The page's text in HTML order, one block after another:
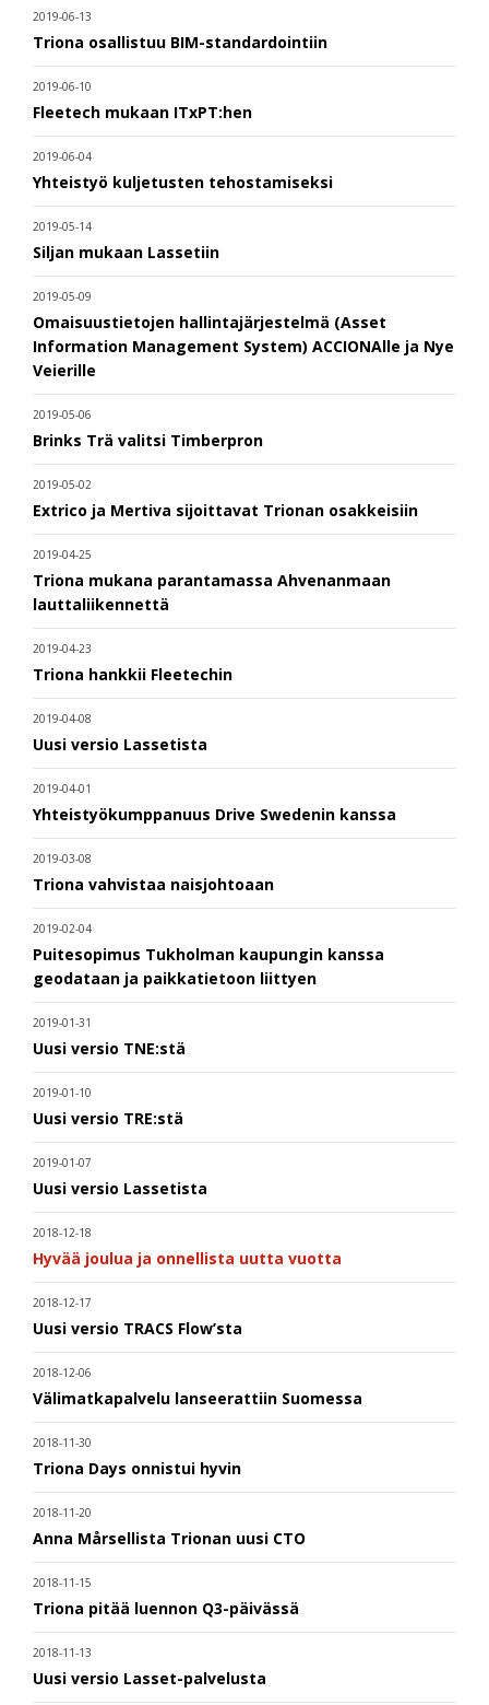
2019-06-13
Triona osallistuu BIM-standardointiin
2019-06-10
Fleetech mukaan ITxPT:hen
2019-06-04
Yhteistyö kuljetusten tehostamiseksi
2019-05-14
Siljan mukaan Lassetiin
2019-05-09
Omaisuustietojen hallintajärjestelmä (Asset
Information Management System) ACCIONAlle ja Nye
Veierille
2019-05-06
Brinks Trä valitsi Timberpron
2019-05-02
Extrico ja Mertiva sijoittavat Trionan osakkeisiin
2019-04-25
Triona mukana parantamassa Ahvenanmaan
lauttaliikennettä
2019-04-23
Triona hankkii Fleetechin
2019-04-08
Uusi versio Lassetista
2019-04-01
Yhteistyökumppanuus Drive Swedenin kanssa
2019-03-08
Triona vahvistaa naisjohtoaan
2019-02-04
Puitesopimus Tukholman kaupungin kanssa
geodataan ja paikkatietoon liittyen
2019-01-31
Uusi versio TNE:stä
2019-01-10
Uusi versio TRE:stä
2019-01-07
Uusi versio Lassetista
2018-12-18
Hyvää joulua ja onnellista uutta vuotta
2018-12-17
Uusi versio TRACS Flow’sta
2018-12-06
Välimatkapalvelu lanseerattiin Suomessa
2018-11-30
Triona Days onnistui hyvin
2018-11-20
Anna Mårsellista Trionan uusi CTO
2018-11-15
Triona pitää luennon Q3-päivässä
2018-11-13
Uusi versio Lasset-palvelusta